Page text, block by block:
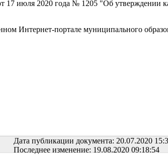
17 июля 2020 года № 1205 "Об утверждении
Интернет-портале муниципального
Дата публикации документа: 20.07.2020
Последнее изменение: 19.08.2020 09:18:54